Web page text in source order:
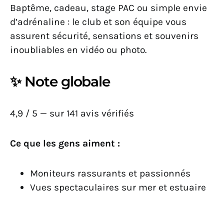
Baptême, cadeau, stage PAC ou simple envie
d’adrénaline : le club et son équipe vous
assurent sécurité, sensations et souvenirs
inoubliables en vidéo ou photo.
✨ Note globale
4,9 / 5 — sur 141 avis vérifiés
Ce que les gens aiment :
Moniteurs rassurants et passionnés
Vues spectaculaires sur mer et estuaire